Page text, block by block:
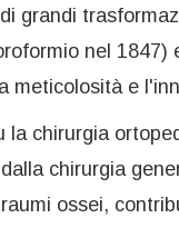
grandi
nel 1847)
meticolosità e
la chirurgia
chirurgia
ossei,